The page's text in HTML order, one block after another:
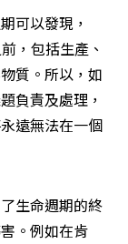
可以發現，
，包括生產、
質。所以，如
負責及處理，
遠無法在一個
生命週期的終
。例如在肯